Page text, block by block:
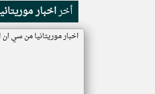
أخراخبار
اخبار موريتانيا من سي